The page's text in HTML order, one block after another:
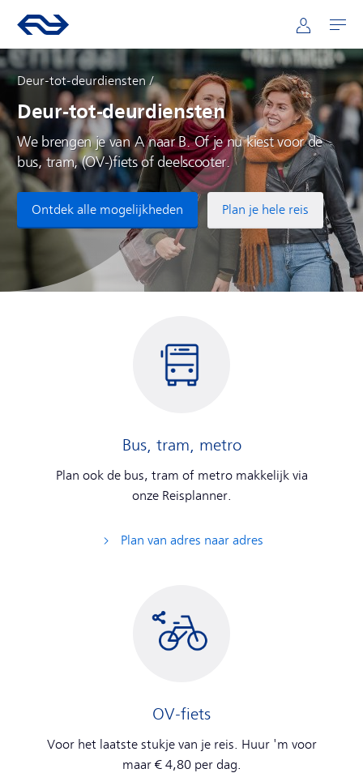
Hoofdnavigatie
Ga naar de homepage van ns.nl Mijn NS
Openen
Deur-tot-deurdiensten
Deur-tot-deurdiensten
We brengen je van A naar B. Of je nu kiest voor de
bus, tram, (OV-)fiets of deelscooter.
Ontdek alle mogelijkheden Plan je hele reis
Bus, tram, metro
Plan ook de bus, tram of metro makkelijk via
onze Reisplanner.
Plan van adres naar adres
OV-fiets
Voor het laatste stukje van je reis. Huur 'm voor
maar € 4,80 per dag.